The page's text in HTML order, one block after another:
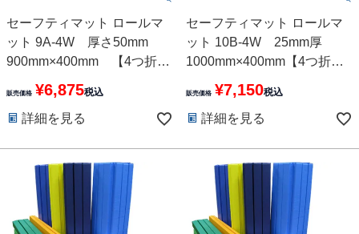
セーフティマット ロールマ
ット 9A-4W 厚さ50mm
900mm×400mm 【4つ折
販売価格 ¥6,875税込
詳細を見る
セーフティマット ロールマ
ット 10B-4W 25mm厚
1000mm×400mm【4つ折
販売価格 ¥7,150税込
詳細を見る